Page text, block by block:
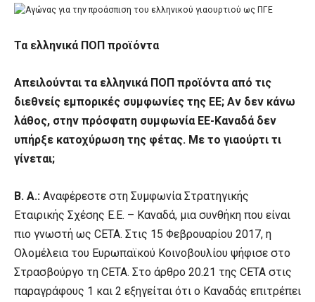
Τα ελληνικά ΠΟΠ προϊόντα
Απειλούνται τα ελληνικά ΠΟΠ προϊόντα από τις
διεθνείς εμπορικές συμφωνίες της ΕΕ; Αν δεν κάνω
λάθος, στην πρόσφατη συμφωνία ΕΕ-Καναδά δεν
υπήρξε κατοχύρωση της φέτας. Με το γιαούρτι τι
γίνεται;
Β. Α.: Αναφέρεστε στη Συμφωνία Στρατηγικής
Εταιρικής Σχέσης Ε.Ε. – Καναδά, μια συνθήκη που είναι
πιο γνωστή ως CETA. Στις 15 Φεβρουαρίου 2017, η
Ολομέλεια του Ευρωπαϊκού Κοινοβουλίου ψήφισε στο
Στρασβούργο τη CETA. Στο άρθρο 20.21 της CETA στις
παραγράφους 1 και 2 εξηγείται ότι ο Καναδάς επιτρέπει